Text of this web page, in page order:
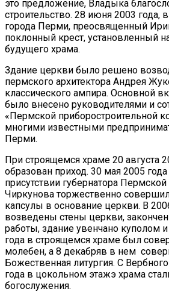
это предложение, Владыка
строительство. 28 июня 2003 года,
города Перми, преосвященный
поклонный крест, установленный
будущего храма.
Здание церкви было решено
пермского архитектора Андрея
классического ампира. Основной
было внесено руководителями и
«Пермской приборостроительной
многими известными
Перми.
При строящемся храме 20 августа
образован приход. 30 мая 2005
присутствии губернатора Пермской
Чиркунова торжественно
капсулы в основание церкви. В
возведены стены церкви,
работы, здание увенчано куполом
года в строящемся храме был
молебен, а 8 декабряв в нем
Божественная литургия. С
года в цокольном этажэ храма
богослужения.